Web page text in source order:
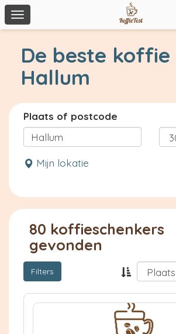
Toggle
navigation
De beste koffie
Hallum
Plaats of postcode
Mijn lokatie
80 koffieschenkers
gevonden
Filters